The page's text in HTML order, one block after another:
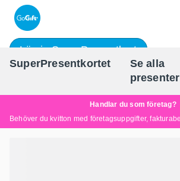
Lös in SuperPresentkort
SuperPresentkortet
Se alla
presenter
Handlar du som företag?